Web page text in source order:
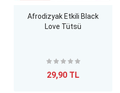
Afrodizyak Etkili Black
Love Tütsü
29,90 TL